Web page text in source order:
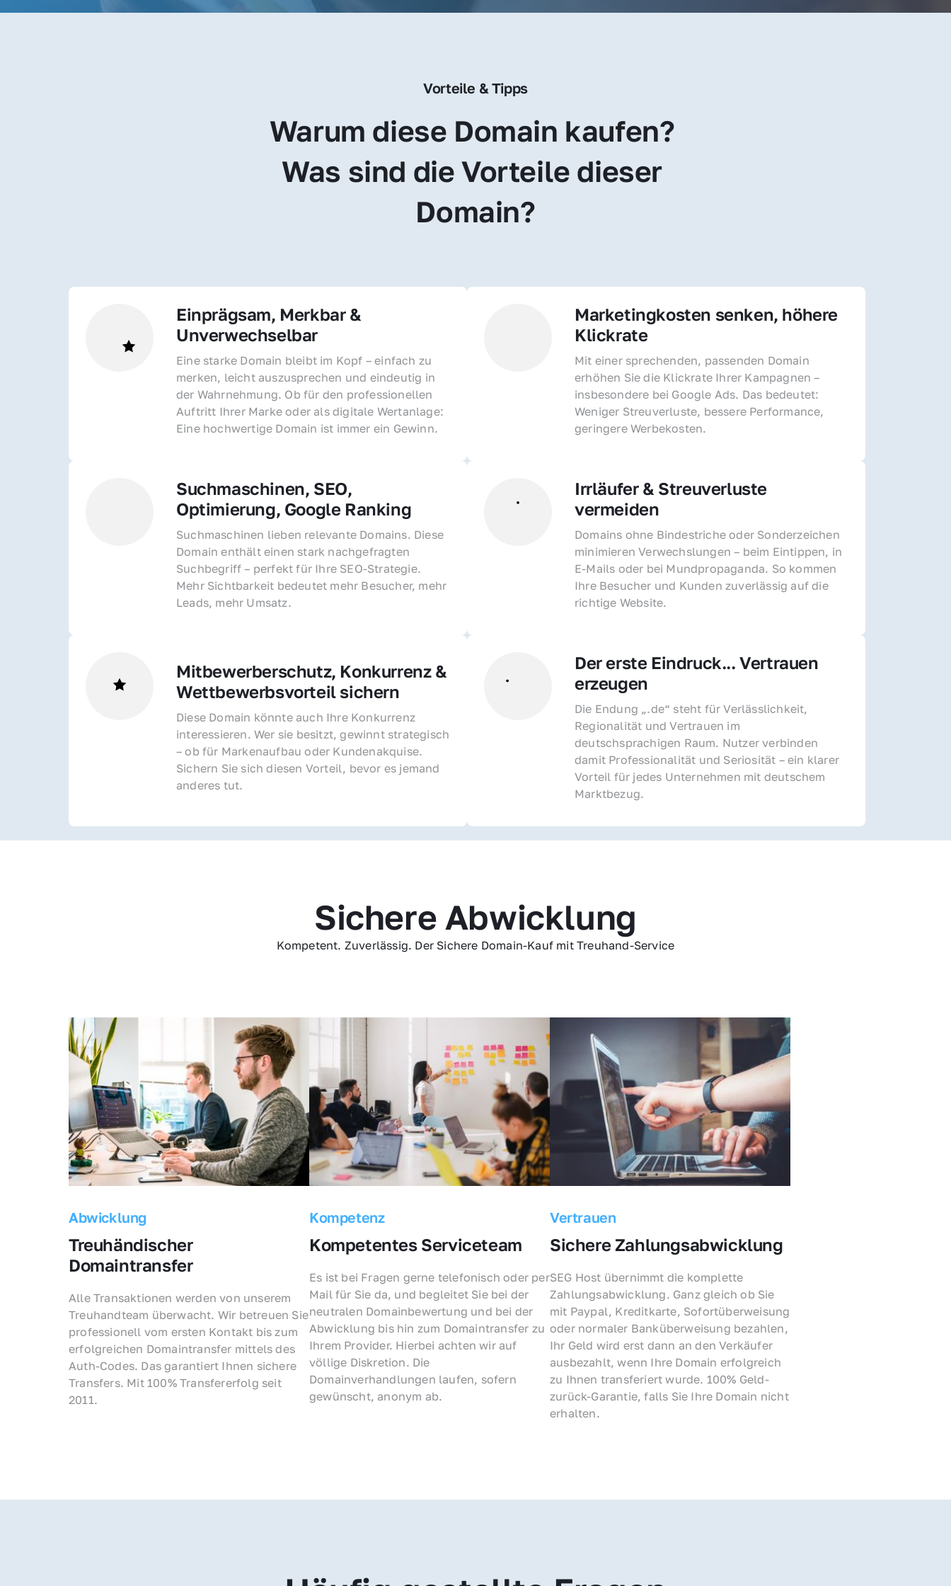
Vorteile & Tipps
Warum diese Domain kaufen?
Was sind die Vorteile dieser
Domain?
Einprägsam, Merkbar &
Unverwechselbar
Eine starke Domain bleibt im Kopf – einfach zu
merken, leicht auszusprechen und eindeutig in
der Wahrnehmung. Ob für den professionellen
Auftritt Ihrer Marke oder als digitale Wertanlage:
Eine hochwertige Domain ist immer ein Gewinn.
Marketingkosten senken, höhere
Klickrate
Mit einer sprechenden, passenden Domain
erhöhen Sie die Klickrate Ihrer Kampagnen –
insbesondere bei Google Ads. Das bedeutet:
Weniger Streuverluste, bessere Performance,
geringere Werbekosten.
Suchmaschinen, SEO,
Optimierung, Google Ranking
Suchmaschinen lieben relevante Domains. Diese
Domain enthält einen stark nachgefragten
Suchbegriff – perfekt für Ihre SEO-Strategie.
Mehr Sichtbarkeit bedeutet mehr Besucher, mehr
Leads, mehr Umsatz.
Irrläufer & Streuverluste
vermeiden
Domains ohne Bindestriche oder Sonderzeichen
minimieren Verwechslungen – beim Eintippen, in
E-Mails oder bei Mundpropaganda. So kommen
Ihre Besucher und Kunden zuverlässig auf die
richtige Website.
Mitbewerberschutz, Konkurrenz &
Wettbewerbsvorteil sichern
Diese Domain könnte auch Ihre Konkurrenz
interessieren. Wer sie besitzt, gewinnt strategisch
– ob für Markenaufbau oder Kundenakquise.
Sichern Sie sich diesen Vorteil, bevor es jemand
anderes tut.
Der erste Eindruck... Vertrauen
erzeugen
Die Endung „.de“ steht für Verlässlichkeit,
Regionalität und Vertrauen im
deutschsprachigen Raum. Nutzer verbinden
damit Professionalität und Seriosität – ein klarer
Vorteil für jedes Unternehmen mit deutschem
Marktbezug.
Sichere Abwicklung
Kompetent. Zuverlässig. Der Sichere Domain-Kauf mit Treuhand-Service
Abwicklung
Treuhändischer
Domaintransfer
Alle Transaktionen werden von unserem
Treuhandteam überwacht. Wir betreuen Sie
professionell vom ersten Kontakt bis zum
erfolgreichen Domaintransfer mittels des
Auth-Codes. Das garantiert Ihnen sichere
Transfers. Mit 100% Transfererfolg seit
2011.
Kompetenz
Kompetentes Serviceteam
Es ist bei Fragen gerne telefonisch oder per
Mail für Sie da, und begleitet Sie bei der
neutralen Domainbewertung und bei der
Abwicklung bis hin zum Domaintransfer zu
Ihrem Provider. Hierbei achten wir auf
völlige Diskretion. Die
Domainverhandlungen laufen, sofern
gewünscht, anonym ab.
Vertrauen
Sichere Zahlungsabwicklung
SEG Host übernimmt die komplette
Zahlungsabwicklung. Ganz gleich ob Sie
mit Paypal, Kreditkarte, Sofortüberweisung
oder normaler Banküberweisung bezahlen,
Ihr Geld wird erst dann an den Verkäufer
ausbezahlt, wenn Ihre Domain erfolgreich
zu Ihnen transferiert wurde. 100% Geld-
zurück-Garantie, falls Sie Ihre Domain nicht
erhalten.